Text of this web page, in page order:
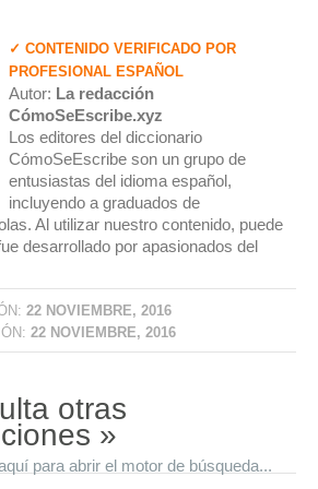
✓ CONTENIDO VERIFICADO POR
PROFESIONAL ESPAÑOL
Autor: La redacción
CómoSeEscribe.xyz
Los editores del diccionario
CómoSeEscribe son un grupo de
entusiastas del idioma español,
incluyendo a graduados de
Al utilizar nuestro contenido, puede
desarrollado por apasionados del
22 NOVIEMBRE, 2016
22 NOVIEMBRE, 2016
otras
»
para abrir el motor de búsqueda...